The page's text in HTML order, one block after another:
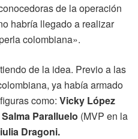
de la operación
habría llegado a realizar
colombiana».
de la idea. Previo a las
ya había armado
como: Vicky López
Salma Paralluelo (MVP en la
Dragoni.